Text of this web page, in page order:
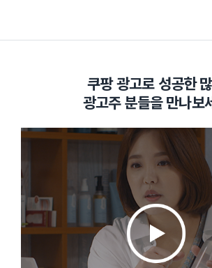
쿠팡 광고로 성공한
광고주 분들을 만나보